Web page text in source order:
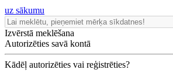
uz sākumu
Izvērstā meklēšana
Autorizēties savā kontā
Kādēļ autorizēties vai reģistrēties?